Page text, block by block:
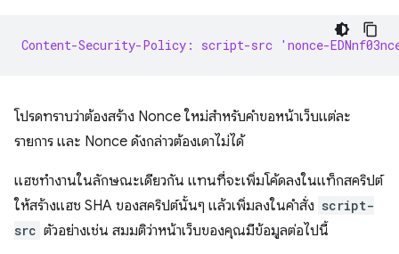
Content-Security-Policy: script-src 'nonce-
โปรดทราบว่าต้องสร้าง Nonce ใหม่สำหรับคำขอหน้าเว็บแต่ละ
รายการ และ Nonce ดังกล่าวต้องเดาไม่ได้
แฮชทํางานในลักษณะเดียวกัน แทนที่จะเพิ่มโค้ดลงในแท็กสคริปต์
ให้สร้างแฮช SHA ของสคริปต์นั้นๆ แล้วเพิ่มลงในคำสั่ง script-
src ตัวอย่างเช่น สมมติว่าหน้าเว็บของคุณมีข้อมูลต่อไปนี้